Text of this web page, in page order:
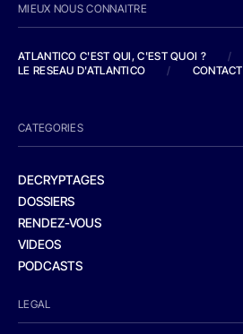
MIEUX NOUS CONNAITRE
ATLANTICO C'EST QUI, C'EST QUOI ?
/
LE RESEAU D'ATLANTICO
/ CONTACT
CATEGORIES
DECRYPTAGES
DOSSIERS
RENDEZ-VOUS
VIDEOS
PODCASTS
LEGAL